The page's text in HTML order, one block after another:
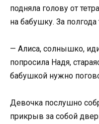
подняла голову от
на бабушку. За
— Алиса, солнышко,
попросила Надя,
бабушкой нужно
Девочка послушно
прикрыв за собой